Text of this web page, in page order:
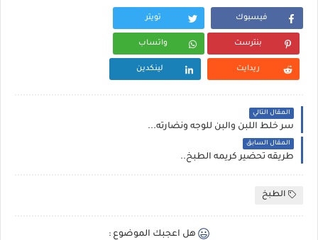
فيسبوك تويتر
بنترست واتساب
ريدايت لينكدين
المقال التالي
سر خلط اللبن والبن للوجه ونضارته...
المقال السابق
طريقه تحضير كريمه الطبخ..
الطبخ
هل اعجبك الموضوع :